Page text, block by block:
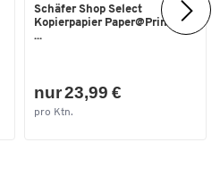
Schäfer Shop Select
Kopierpapier Paper@Print, DIN
...
nur 23,99 €
pro Ktn.